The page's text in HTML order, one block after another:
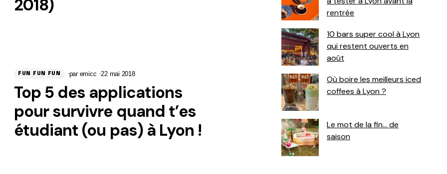
2018)
FUN FUN FUN par emicc 22 mai 2018
Top 5 des applications
pour survivre quand t’es
étudiant (ou pas) à Lyon !
rentrée
10 bars super cool à Lyon
qui restent ouverts en
août
Où boire les meilleurs iced
coffees à Lyon ?
Le mot de la fin… de
saison